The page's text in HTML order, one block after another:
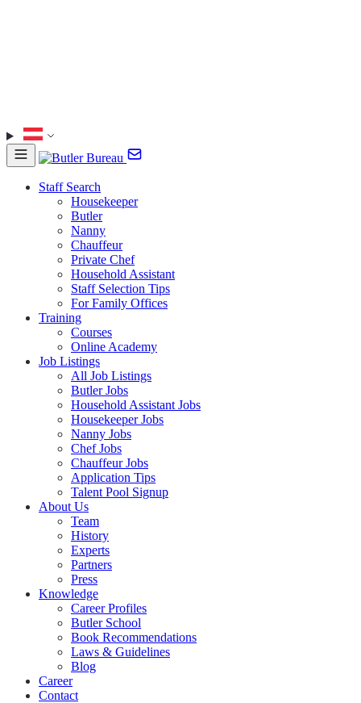
Staff Search
Housekeeper
Butler
Nanny
Chauffeur
Private Chef
Household Assistant
Staff Selection Tips
For Family Offices
Training
Courses
Online Academy
Job Listings
All Job Listings
Butler Jobs
Household Assistant Jobs
Housekeeper Jobs
Nanny Jobs
Chef Jobs
Chauffeur Jobs
Application Tips
Talent Pool Signup
About Us
Team
History
Experts
Partners
Press
Knowledge
Career Profiles
Butler School
Book Recommendations
Laws & Guidelines
Blog
Career
Contact